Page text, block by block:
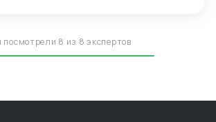
NAVAYANA Trade & Logistics);
— собственное представительство
с китайскими
посмотрели 8 из 8 экспертов